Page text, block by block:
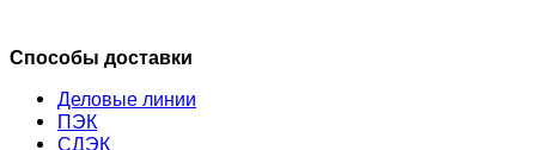
Способы доставки
Деловые линии
ПЭК
СДЭК